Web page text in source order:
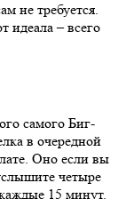
не требуется.
идеала – всего
самого Биг-
в очередной
Оно если вы
четыре
15 минут.